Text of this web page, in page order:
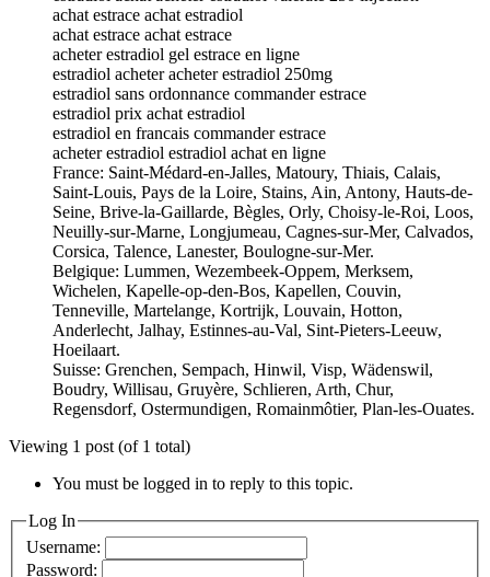
achat estrace achat estradiol
achat estrace achat estrace
acheter estradiol gel estrace en ligne
estradiol acheter acheter estradiol 250mg
estradiol sans ordonnance commander estrace
estradiol prix achat estradiol
estradiol en francais commander estrace
acheter estradiol estradiol achat en ligne
France: Saint-Médard-en-Jalles, Matoury, Thiais, Calais,
Saint-Louis, Pays de la Loire, Stains, Ain, Antony, Hauts-de-
Seine, Brive-la-Gaillarde, Bègles, Orly, Choisy-le-Roi, Loos,
Neuilly-sur-Marne, Longjumeau, Cagnes-sur-Mer, Calvados,
Corsica, Talence, Lanester, Boulogne-sur-Mer.
Belgique: Lummen, Wezembeek-Oppem, Merksem,
Wichelen, Kapelle-op-den-Bos, Kapellen, Couvin,
Tenneville, Martelange, Kortrijk, Louvain, Hotton,
Anderlecht, Jalhay, Estinnes-au-Val, Sint-Pieters-Leeuw,
Hoeilaart.
Suisse: Grenchen, Sempach, Hinwil, Visp, Wädenswil,
Boudry, Willisau, Gruyère, Schlieren, Arth, Chur,
Regensdorf, Ostermundigen, Romainmôtier, Plan-les-Ouates.
Viewing 1 post (of 1 total)
You must be logged in to reply to this topic.
Log In
Username:
Password: